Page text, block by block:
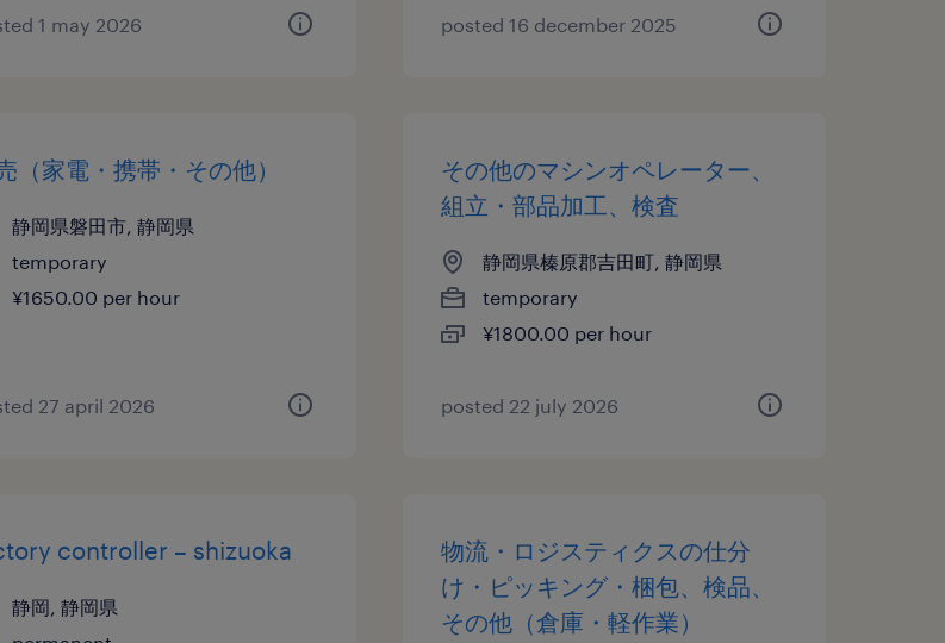
1 may 2026 posted 16 december 2025
（家電・携帯・その他）
静岡県磐田市, 静岡県
temporary
¥1650.00 per hour
27 april 2026
その他のマシンオペレーター、
組立・部品加工、検査
静岡県榛原郡吉田町, 静岡県
temporary
¥1800.00 per hour
posted 22 july 2026
controller – shizuoka
静岡, 静岡県
物流・ロジスティクスの仕分
け・ピッキング・梱包、検品、
その他（倉庫・軽作業）